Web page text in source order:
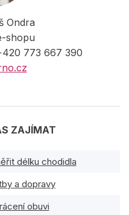
Ondra
shopu
773 667 390
ZAJÍMAT
délku chodidla
a dopravy
obuvi